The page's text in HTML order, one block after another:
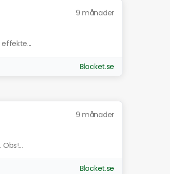
9 månader
Blocket.se
9 månader
Blocket.se